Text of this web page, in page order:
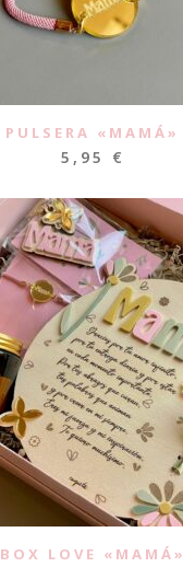
PULSERA «MAMÁ»
5,95 €
BOX LOVE «MAMÁ»